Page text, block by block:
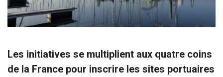
Les initiatives se multiplient aux quatre coins
de la France pour inscrire les sites portuaires